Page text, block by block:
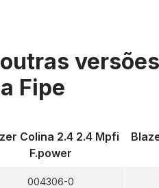
Fipe
Colina 2.4 2.4 Mpfi
F.power
004306-0